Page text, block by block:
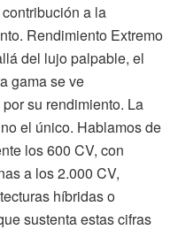
a la
Rendimiento Extremo
del lujo palpable, el
gama se ve
su rendimiento. La
el único. Hablamos de
los 600 CV, con
a los 2.000 CV,
híbridas o
sustenta estas cifras